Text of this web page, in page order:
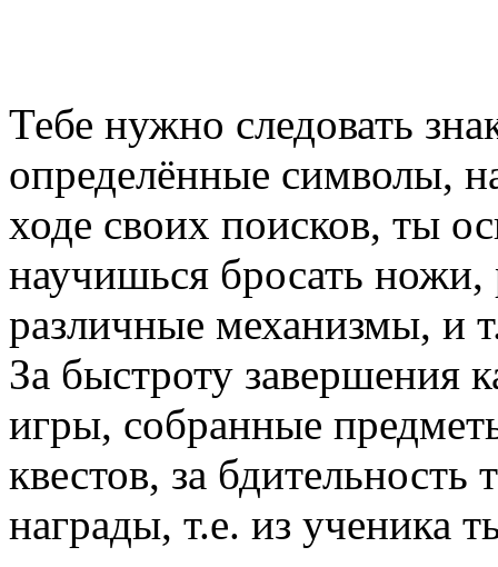
Тебе нужно следовать
определённые символы,
ходе своих поисков, ты
научишься бросать ножи,
различные механизмы, и
За быстроту завершения
игры, собранные
квестов, за
награды, т.е. из ученика